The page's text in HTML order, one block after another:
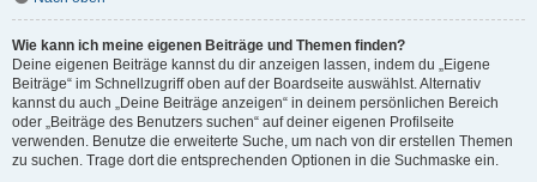
Wie kann ich meine eigenen Beiträge und Themen finden?
Deine eigenen Beiträge kannst du dir anzeigen lassen, indem du „Eigene
Beiträge“ im Schnellzugriff oben auf der Boardseite auswählst. Alternativ
kannst du auch „Deine Beiträge anzeigen“ in deinem persönlichen Bereich
oder „Beiträge des Benutzers suchen“ auf deiner eigenen Profilseite
verwenden. Benutze die erweiterte Suche, um nach von dir erstellen Themen
zu suchen. Trage dort die entsprechenden Optionen in die Suchmaske ein.